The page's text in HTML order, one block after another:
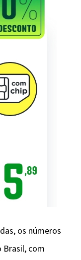
os números
Brasil, com